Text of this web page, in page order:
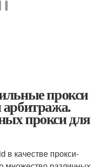
прокси
прокси для
в качестве прокси-